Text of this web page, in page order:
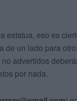
estatua, eso es
de un lado para
advertidos
por nada.